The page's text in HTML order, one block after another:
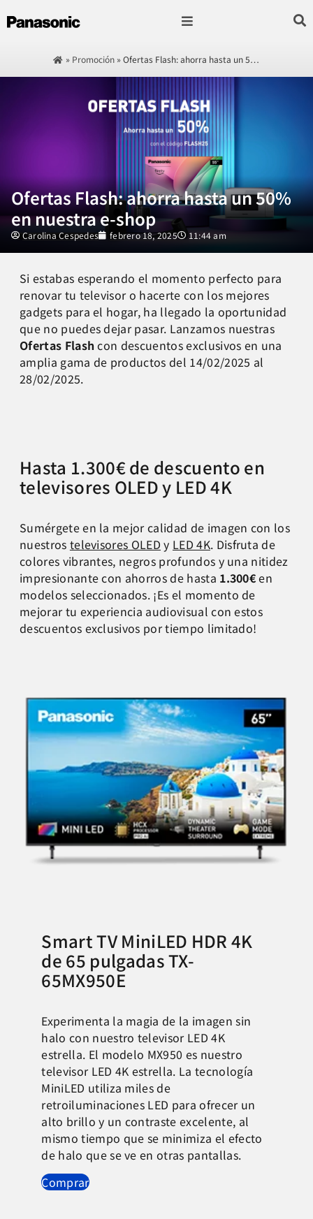
» Promoción»Ofertas Flash: ahorra hasta un 5…
Ofertas Flash: ahorra hasta un 50%
en nuestra e-shop
Carolina Cespedes febrero 18, 2025 11:44 am
Si estabas esperando el momento perfecto para
renovar tu televisor o hacerte con los mejores
gadgets para el hogar, ha llegado la oportunidad
que no puedes dejar pasar. Lanzamos nuestras
Ofertas Flash con descuentos exclusivos en una
amplia gama de productos del 14/02/2025 al
28/02/2025.
Hasta 1.300€ de descuento en
televisores OLED y LED 4K
Sumérgete en la mejor calidad de imagen con los
nuestros televisores OLED y LED 4K. Disfruta de
colores vibrantes, negros profundos y una nitidez
impresionante con ahorros de hasta 1.300€en
modelos seleccionados. ¡Es el momento de
mejorar tu experiencia audiovisual con estos
descuentos exclusivos por tiempo limitado!
Smart TV MiniLED HDR 4K
de 65 pulgadas TX-
65MX950E
Experimenta la magia de la imagen sin
halo con nuestro televisor LED 4K
estrella. El modelo MX950 es nuestro
televisor LED 4K estrella. La tecnología
MiniLED utiliza miles de
retroiluminaciones LED para ofrecer un
alto brillo y un contraste excelente, al
mismo tiempo que se minimiza el efecto
de halo que se ve en otras pantallas.
Comprar